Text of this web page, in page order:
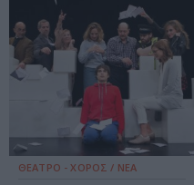
ΘΕΑΤΡΟ - ΧΟΡΟΣ / ΝΕΑ